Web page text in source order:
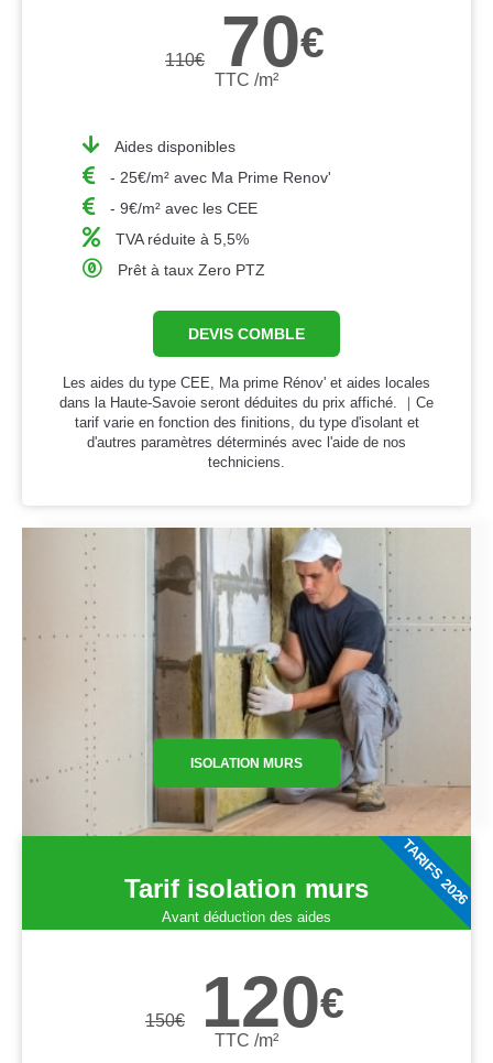
110€ 70€
TTC /m²
Aides disponibles
- 25€/m² avec Ma Prime Renov'
- 9€/m² avec les CEE
TVA réduite à 5,5%
Prêt à taux Zero PTZ
DEVIS COMBLE
Les aides du type CEE, Ma prime Rénov' et aides locales
dans la Haute-Savoie seront déduites du prix affiché. ｜Ce
tarif varie en fonction des finitions, du type d'isolant et
d'autres paramètres déterminés avec l'aide de nos
techniciens.
ISOLATION MURS
Tarif isolation murs
Avant déduction des aides
150€ 120€
TTC /m²
TARIFS 2026